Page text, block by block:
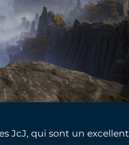
JcJ, qui sont un excellent